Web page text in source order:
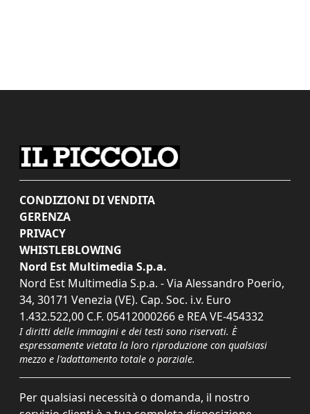
CONDIZIONI DI VENDITA
GERENZA
PRIVACY
WHISTLEBLOWING
Nord Est Multimedia S.p.a.
Nord Est Multimedia S.p.a. - Via Alessandro Poerio,
34, 30171 Venezia (VE). Cap. Soc. i.v. Euro
1.432.522,00 C.F. 05412000266 e REA VE-454332
I diritti delle immagini e dei testi sono riservati. È
espressamente vietata la loro riproduzione con qualsiasi
mezzo e l'adattamento totale o parziale.
Per qualsiasi necessità o domanda, il nostro